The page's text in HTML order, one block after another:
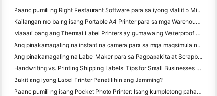
Paano pumili ng Right Restaurant Software para sa iyong Maliit o Midsize Restaurant
Kailangan mo ba ng isang Portable A4 Printer para sa mga Warehouse Invoices? Ano talagang gumagana
Maaari bang ang Thermal Label Printers ay gumawa ng Waterproof Labels para sa mga maliliit na Producto ng negosyo?
Ang pinakamagaling na instant na camera para sa mga magsimula na ayaw magbasura ng papel
Ang pinakamagaling na Label Maker para sa Pagpapakita at Scrapbooking: Magdagdag ng Karagdagang Color sa bawat Pahina
Handwriting vs. Printing Shipping Labels: Tips for Small Businesses noong 2026
Bakit ang iyong Label Printer Panatilihin ang Jamming?
Paano pumili ng isang Pocket Photo Printer: Isang kumpletong pahayag para sa Pagmamamahayag, Travel, at iPhone Users